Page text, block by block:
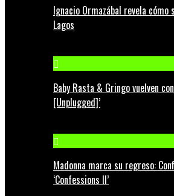
Ignacio Ormazábal revela cómo
Lagos
Baby Rasta & Gringo vuelven
[Unplugged]’
Madonna marca su regreso:
‘Confessions II’